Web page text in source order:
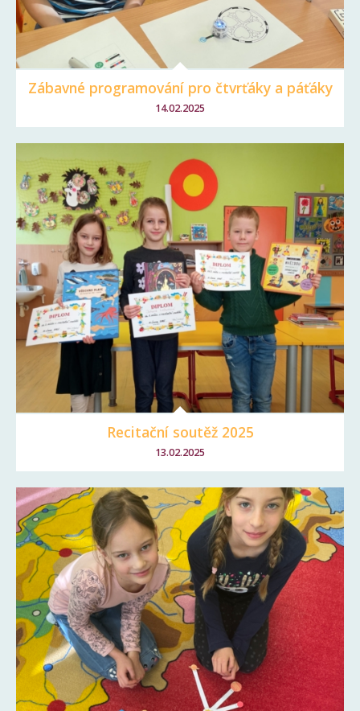
Zábavné programování pro čtvrťáky a páťáky
14.02.2025
Recitační soutěž 2025
13.02.2025